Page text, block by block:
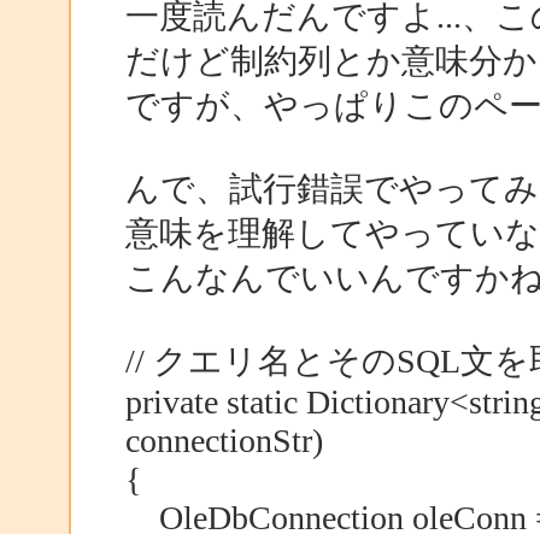
一度読んだんですよ...、
だけど制約列とか意味分
ですが、やっぱりこのペ
んで、試行錯誤でやって
意味を理解してやってい
こんなんでいいんですか
// クエリ名とそのSQL文を
private static
connectionStr)
{
OleDbConnection oleConn